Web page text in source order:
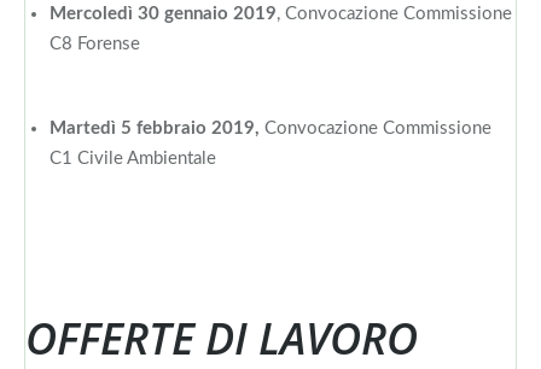
Mercoledì 30 gennaio 2019, Convocazione Commissione
C8 Forense
Martedì 5 febbraio 2019, Convocazione Commissione
C1 Civile Ambientale
OFFERTE DI LAVORO